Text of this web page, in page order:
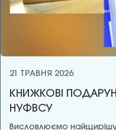
21 ТРАВНЯ 2026
КНИЖКОВІ
НУФВСУ
Висловлюємо